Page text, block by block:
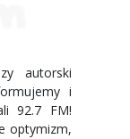
autorski
i
92.7 FM!
optymizm,